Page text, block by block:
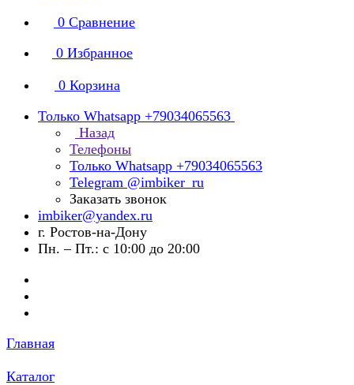
0 Сравнение
0 Избранное
0 Корзина
Только Whatsapp +79034065563
Назад
Телефоны
Только Whatsapp +79034065563
Telegram @imbiker_ru
Заказать звонок
imbiker@yandex.ru
г. Ростов-на-Дону
Пн. – Пт.: с 10:00 до 20:00
Главная
Каталог